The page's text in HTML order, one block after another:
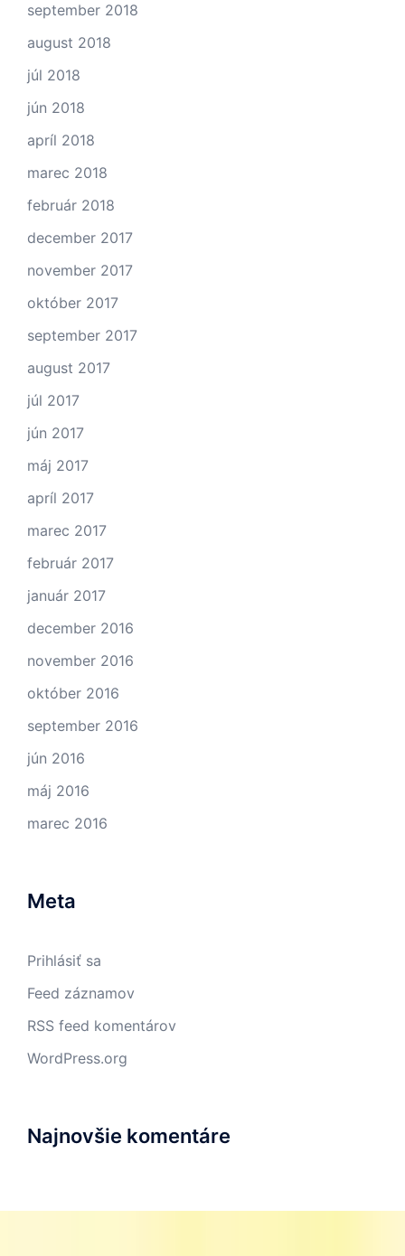
september 2018
august 2018
júl 2018
jún 2018
apríl 2018
marec 2018
február 2018
december 2017
november 2017
október 2017
september 2017
august 2017
júl 2017
jún 2017
máj 2017
apríl 2017
marec 2017
február 2017
január 2017
december 2016
november 2016
október 2016
september 2016
jún 2016
máj 2016
marec 2016
Meta
Prihlásiť sa
Feed záznamov
RSS feed komentárov
WordPress.org
Najnovšie komentáre